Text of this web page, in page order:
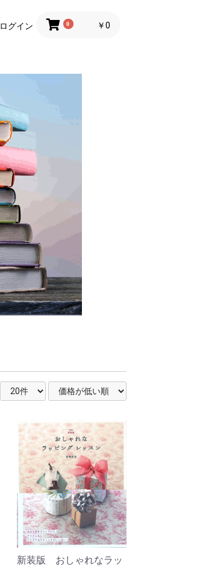
ログイン 0 ￥0
新装版 おしゃれなラッ